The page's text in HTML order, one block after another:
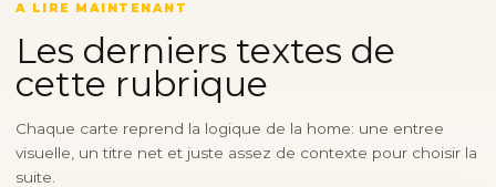
A LIRE MAINTENANT
Les derniers textes de
cette rubrique
Chaque carte reprend la logique de la home: une entree
visuelle, un titre net et juste assez de contexte pour choisir la
suite.